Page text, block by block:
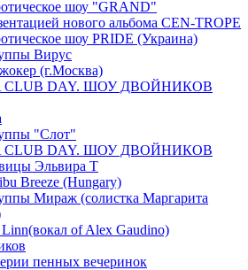
шоу "GRAND"
нового альбома CEN-TROPE
шоу PRIDE (Украина)
Вирус
(г.Москва)
CLUB DAY. ШОУ ДВОЙНИКОВ
"Слот"
CLUB DAY. ШОУ ДВОЙНИКОВ
Эльвира Т
Breeze (Hungary)
Мираж (солистка Маргарита
of Alex Gaudino)
пенных вечеринок